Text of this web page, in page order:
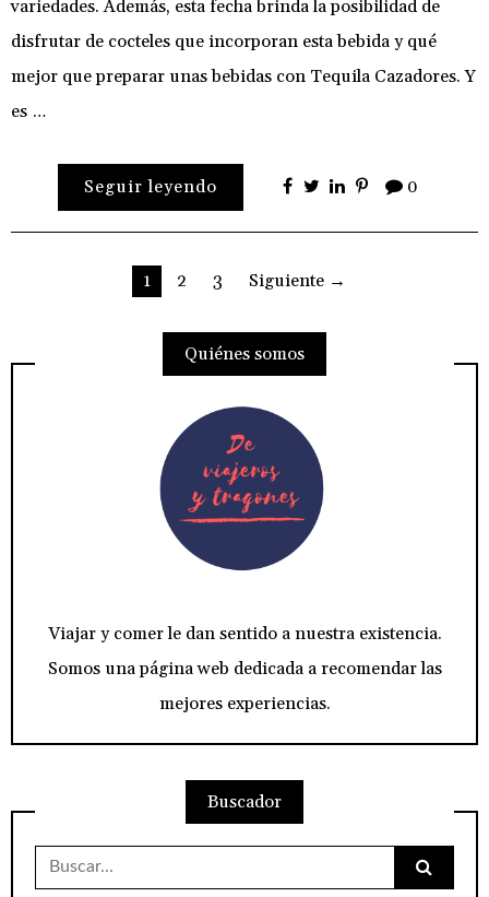
variedades. Además, esta fecha brinda la posibilidad de
disfrutar de cocteles que incorporan esta bebida y qué
mejor que preparar unas bebidas con Tequila Cazadores. Y
es …
Seguir leyendo 0
Paginación
entradas
1 2 3 Siguiente →
Quiénes somos
Viajar y comer le dan sentido a nuestra existencia.
Somos una página web dedicada a recomendar las
mejores experiencias.
Buscador
Buscar: